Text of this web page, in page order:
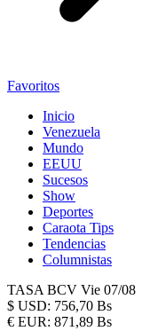
Favoritos
Inicio
Venezuela
Mundo
EEUU
Sucesos
Show
Deportes
Caraota Tips
Tendencias
Columnistas
TASA BCV Vie 07/08
$ USD: 756,70 Bs
€ EUR: 871,89 Bs